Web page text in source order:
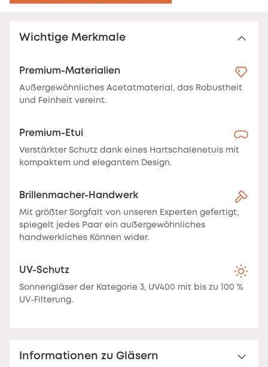
Wichtige Merkmale
Premium-Materialien
Außergewöhnliches Acetatmaterial, das Robustheit
und Feinheit vereint.
Premium-Etui
Verstärkter Schutz dank eines Hartschalenetuis mit
kompaktem und elegantem Design.
Brillenmacher-Handwerk
Mit größter Sorgfalt von unseren Experten gefertigt,
spiegelt jedes Paar ein außergewöhnliches
handwerkliches Können wider.
UV-Schutz
Sonnengläser der Kategorie 3, UV400 mit bis zu 100 %
UV-Filterung.
Informationen zu Gläsern